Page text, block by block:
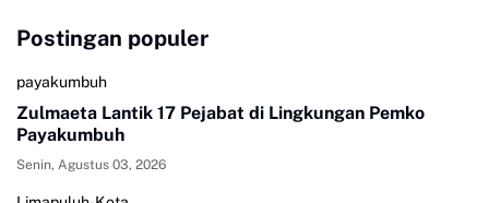
Postingan populer
payakumbuh
Zulmaeta Lantik 17 Pejabat di Lingkungan Pemko
Payakumbuh
Senin, Agustus 03, 2026